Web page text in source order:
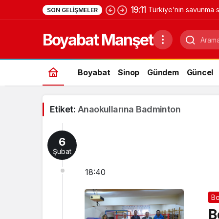
SON GELIŞMELER 19:11 Türkiye’nin savunma
Yıldırımhan’a
Boyabat Manşet
Boyabat Sinop Gündem Güncel
Etiket: Anaokullarına Badminton
6
Şubat
18:40